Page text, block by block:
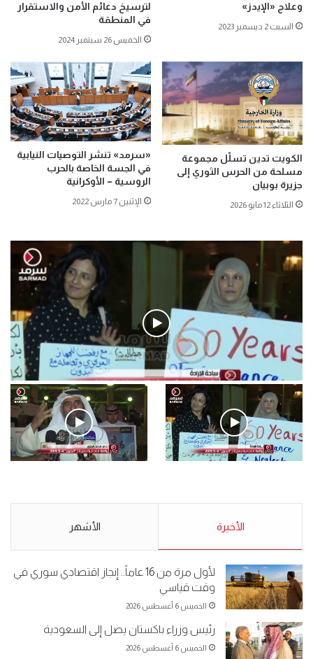
وعلاج «الإيدز»
السبت 2 ديسمبر 2023
لترسيخ دعائم الأمن والاستقرار
في المنطقة
الخميس 26 سبتمبر 2024
الكويت تدين تسلّل مجموعة
مسلحة من الحرس الثوري إلى
جزيرة بوبيان
الثلاثاء 12 مايو 2026
«سرمد» تنشر التوصيات النيابية
في الجسة الخاصة بالحرب
الروسية – الأوكرانية
الإثنين 7 مارس 2022
فيديو
.وقفة احتجاجية رمزية لـ”#البدون” في ساحة الإرادة 4-5-2019.
الأحد 5 مايو 2019
5-2019.
نبيع مخدرات يعني ولا خمر؟!.
الأخيرة الأشهر
لأول مرة من 16 عاماً.. إنجاز اقتصادي سوري في
وقت قياسي
الخميس 6 أغسطس 2026
رئيس وزراء باكستان يصل إلى السعودية
الخميس 6 أغسطس 2026